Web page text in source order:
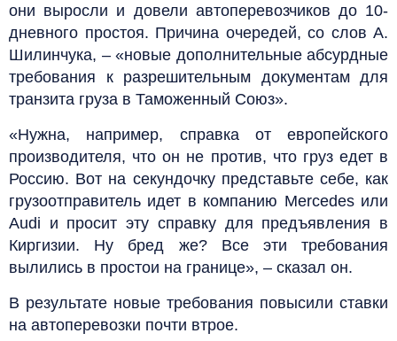
они выросли и довели автоперевозчиков до 10-
дневного простоя. Причина очередей, со слов А.
Шилинчука, – «новые дополнительные абсурдные
требования к разрешительным документам для
транзита груза в Таможенный Союз».
«Нужна, например, справка от европейского
производителя, что он не против, что груз едет в
Россию. Вот на секундочку представьте себе, как
грузоотправитель идет в компанию Mercedes или
Audi и просит эту справку для предъявления в
Киргизии. Ну бред же? Все эти требования
вылились в простои на границе», – сказал он.
В результате новые требования повысили ставки
на автоперевозки почти втрое.